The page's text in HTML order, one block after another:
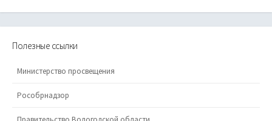
Полезные ссылки
Министерство просвещения
Рособрнадзор